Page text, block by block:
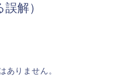
解）
ありません。